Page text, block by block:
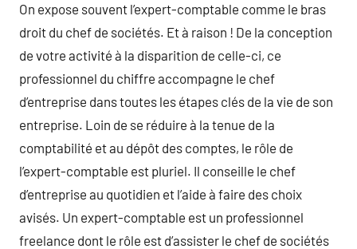
On expose souvent l’expert-comptable comme le bras
droit du chef de sociétés. Et à raison ! De la conception
de votre activité à la disparition de celle-ci, ce
professionnel du chiffre accompagne le chef
d’entreprise dans toutes les étapes clés de la vie de son
entreprise. Loin de se réduire à la tenue de la
comptabilité et au dépôt des comptes, le rôle de
l’expert-comptable est pluriel. Il conseille le chef
d’entreprise au quotidien et l’aide à faire des choix
avisés. Un expert-comptable est un professionnel
freelance dont le rôle est d’assister le chef de sociétés